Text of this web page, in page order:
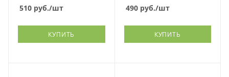
510 руб./шт
КУПИТЬ
490руб./шт
КУПИТЬ